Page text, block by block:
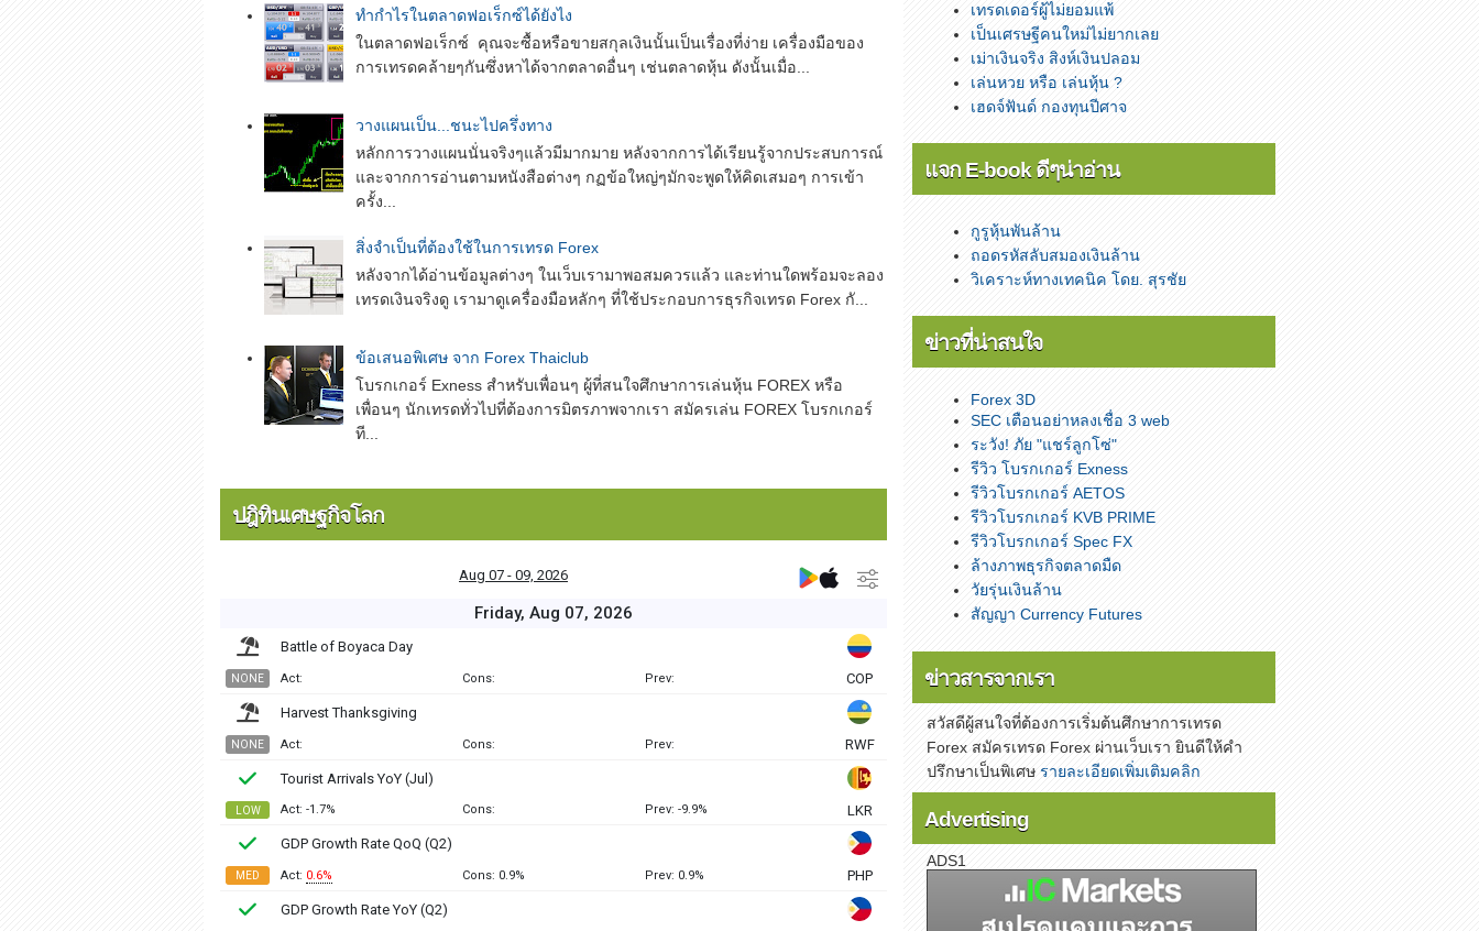
ทำกำไรในตลาดฟอเร็กซ์ได้ยังไง
ในตลาดฟอเร็กซ์ คุณจะซื้อหรือขายสกุลเงินนั้นเป็นเรื่องที่ง่าย เครื่องมือของ
การเทรดคล้ายๆกันซึ่งหาได้จากตลาดอื่นๆ เช่นตลาดหุ้น ดังนั้นเมื่อ...
วางแผนเป็น...ชนะไปครึ่งทาง
หลักการวางแผนนั่นจริงๆแล้วมีมากมาย หลังจากการได้เรียนรู้จากประสบการณ์
และจากการอ่านตามหนังสือต่างๆ กฏข้อใหญ่ๆมักจะพูดให้คิดเสมอๆ การเข้า
ครั้ง...
สิ่งจำเป็นที่ต้องใช้ในการเทรด Forex
หลังจากได้อ่านข้อมูลต่างๆ ในเว็บเรามาพอสมควรแล้ว และท่านใดพร้อมจะลอง
เทรดเงินจริงดู เรามาดูเครื่องมือหลักๆ ที่ใช้ประกอบการธุรกิจเทรด Forex กั...
ข้อเสนอพิเศษ จาก Forex Thaiclub
โบรกเกอร์ Exness สำหรับเพื่อนๆ ผู้ที่สนใจศึกษาการเล่นหุ้น FOREX หรือ
เพื่อนๆ นักเทรดทั่วไปที่ต้องการมิตรภาพจากเรา สมัครเล่น FOREX โบรกเกอร์
ที...
ปฎิทินเศษฐกิจโลก
เทรดเดอร์ผู้ไม่ยอมแพ้
เป็นเศรษฐีคนใหม่ไม่ยากเลย
เม่าเงินจริง สิงห์เงินปลอม
เล่นหวย หรือ เล่นหุ้น ?
เฮดจ์ฟันด์ กองทุนปีศาจ
แจก E-book ดีๆน่าอ่าน
กูรูหุ้นพันล้าน
ถอดรหัสลับสมองเงินล้าน
วิเคราะห์ทางเทคนิค โดย. สุรชัย
ข่าวที่น่าสนใจ
Forex 3D
SEC เตือนอย่าหลงเชื่อ 3 web
ระวัง! ภัย "แชร์ลูกโซ่"
รีวิว โบรกเกอร์ Exness
รีวิวโบรกเกอร์ AETOS
รีวิวโบรกเกอร์ KVB PRIME
รีวิวโบรกเกอร์ Spec FX
ล้างภาพธุรกิจตลาดมืด
วัยรุ่นเงินล้าน
สัญญา Currency Futures
ข่าวสารจากเรา
สวัสดีผู้สนใจที่ต้องการเริ่มต้นศึกษาการเทรด
Forex สมัครเทรด Forex ผ่านเว็บเรา ยินดีให้คำ
ปรึกษาเป็นพิเศษ รายละเอียดเพิ่มเติมคลิก
Advertising
ADS1